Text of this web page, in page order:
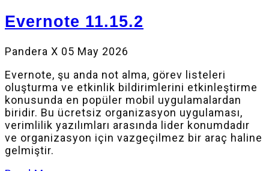
Evernote 11.15.2
Pandera X 05 May 2026
Evernote, şu anda not alma, görev listeleri
oluşturma ve etkinlik bildirimlerini etkinleştirme
konusunda en popüler mobil uygulamalardan
biridir. Bu ücretsiz organizasyon uygulaması,
verimlilik yazılımları arasında lider konumdadır
ve organizasyon için vazgeçilmez bir araç haline
gelmiştir.